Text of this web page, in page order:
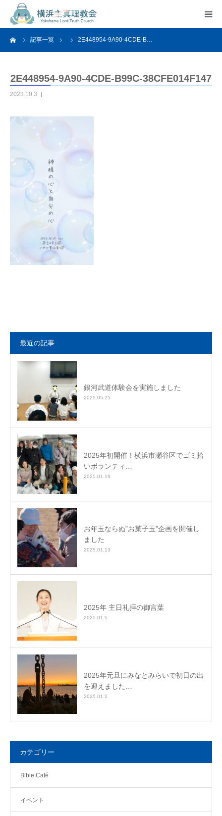
記事一覧 2E448954-9A90-4CDE-B…
2E448954-9A90-4CDE-B99C-38CFE014F147
2023.10.3
最近の記事
銀河武道体験会を実施しました
2025.05.25
2025年初開催！横浜市瀬谷区でゴミ拾
いボランティ…
2025.01.19
お年玉ならぬ”お菓子玉”企画を開催し
ました
2025.01.13
2025年 主日礼拝の御言葉
2025.01.5
2025年元旦にみなとみらいで初日の出
を迎えました…
2025.01.2
カテゴリー
Bible Café
イベント
HOME
活動紹介
関連リンク
よくあるご質問
お問い合わせ